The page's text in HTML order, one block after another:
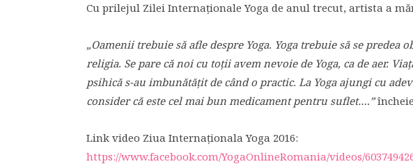
Cu prilejul Zilei Internaționale Yoga de anul trecut, artista a
„Oamenii trebuie să afle despre Yoga. Yoga trebuie să se predea
religia. Se pare că noi cu toții avem nevoie de Yoga, ca de aer.
psihică s-au imbunătățit de când o practic. La Yoga ajungi cu
consider că este cel mai bun medicament pentru suflet….”
Link video Ziua Internaționala Yoga 2016:
https://www.facebook.com/YogaOnlineRomania/videos/